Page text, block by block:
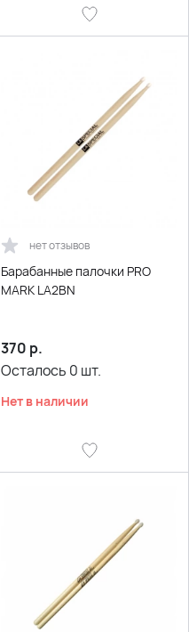
нет отзывов
Барабанные палочки PRO
MARK LA2BN
370 р.
Осталось 0 шт.
Нет в наличии